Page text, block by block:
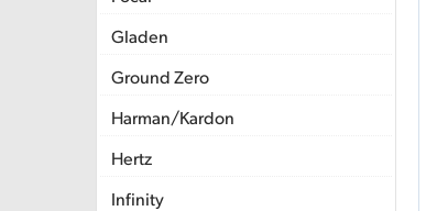
Gladen
Ground Zero
Harman/Kardon
Hertz
Infinity